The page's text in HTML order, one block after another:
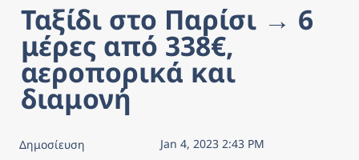
Ταξίδι στο Παρίσι → 6
μέρες από 338€,
αεροπορικά και
διαμονή
Δημοσίευση
Jan 4, 2023 2:43 PM